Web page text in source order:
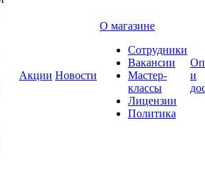
Акции Новости
О магазине
Сотрудники
Вакансии
Мастер-
классы
Лицензии
Политика
и